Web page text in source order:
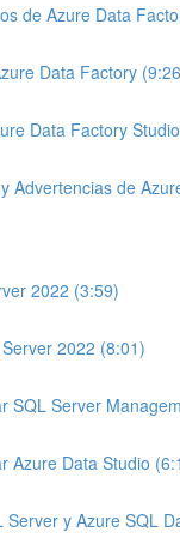
de Azure Data
Data Factory
Data Factory
Advertencias de
2022 (3:59)
2022 (8:01)
SQL Server
Azure Data Studio
y Azure SQL